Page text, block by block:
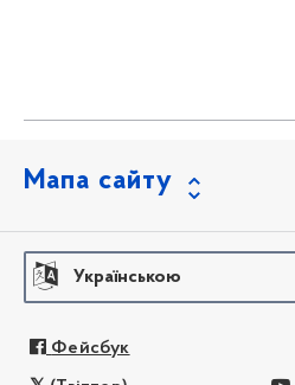
Мапа сайту
Українською
Фейсбук